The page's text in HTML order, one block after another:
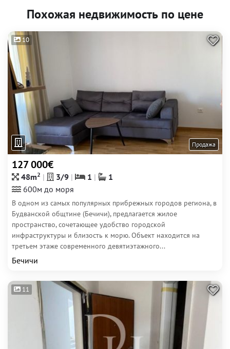
Похожая недвижимость по цене
10
Продажа
127 000€
48m2 3/9 1
1
600м до моря
В одном из самых популярных прибрежных городов региона, в
Будванской общтине (Бечичи), предлагается жилое
пространство, сочетающее удобство городской
инфраструктуры и близость к морю. Объект находится на
третьем этаже современного девятиэтажного...
Бечичи
11